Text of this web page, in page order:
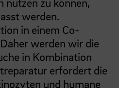
werden.
in einem Co-
werden wir die
in Kombination
erfordert die
und humane